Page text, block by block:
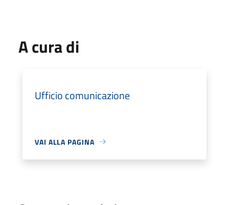
A cura di
Ufficio comunicazione
VAI ALLA PAGINA